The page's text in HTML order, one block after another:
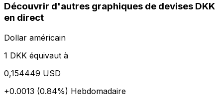
Découvrir d'autres graphiques de devises DKK
en direct
Dollar américain
1 DKK équivaut à
0,154449 USD
+0.0013 (0.84%) Hebdomadaire